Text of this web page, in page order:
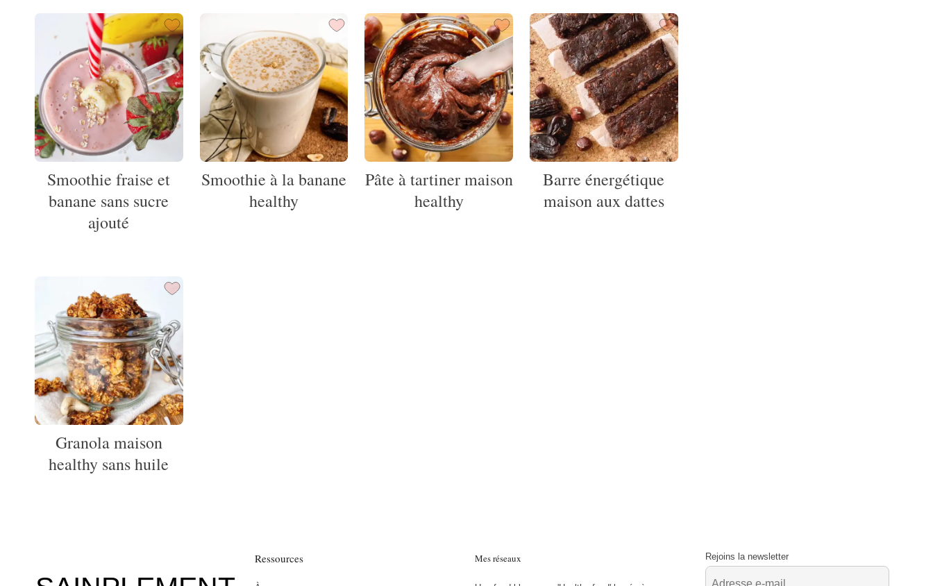
Smoothie fraise et
banane sans sucre
ajouté
Smoothie à la banane
healthy
Pâte à tartiner maison
healthy
Barre énergétique
maison aux dattes
Granola maison
healthy sans huile
Ressources Mes réseaux Rejoins la newsletter